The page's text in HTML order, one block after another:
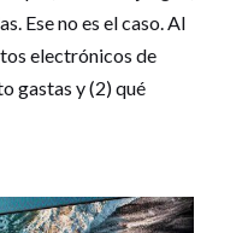
Ese no es el caso. Al
electrónicos de
gastas y (2) qué